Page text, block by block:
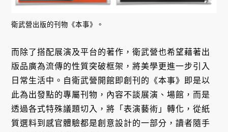
衛武營出版的刊物《本事》。
而除了搭配展演及平台的著作，衛武營也希望藉著出
版品廣為流傳的性質突破框架，將美學更進一步引入
日常生活中。自衛武營開館即創刊的《本事》即是以
此為出發點的專屬刊物，內容不談展演、場館，而是
透過各式特殊議題切入，將「表演藝術」轉化，從紙
質選料到感官體驗都是創意設計的一部分，讀者隨手